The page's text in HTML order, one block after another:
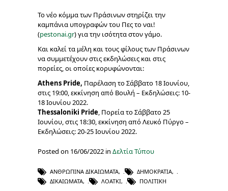
Το νέο κόμμα των Πράσινων στηρίζει την
καμπάνια υπογραφών του Πες το ναι!
(pestonai.gr) για την ισότητα στον γάμο.
Και καλεί τα μέλη και τους φίλους των Πράσινων
να συμμετέχουν στις εκδηλώσεις και στις
πορείες, οι οποίες κορυφώνονται:
Athens Pride, Παρέλαση το Σάββατο 18 Ιουνίου,
στις 19:00, εκκίνηση από Βουλή – Εκδηλώσεις: 10-
18 Ιουνίου 2022.
Thessaloniki Pride, Πορεία το Σάββατο 25
Ιουνίου, στις 18:30, εκκίνηση από Λευκό Πύργο –
Εκδηλώσεις: 20-25 Ιουνίου 2022.
Posted on 16/06/2022 in Δελτία Τύπου
ΑΝΘΡΏΠΙΝΑ ΔΙΚΑΙΏΜΑΤΑ, ΔΗΜΟΚΡΑΤΊΑ,
ΔΙΚΑΙΏΜΑΤΑ, ΛΟΑΤΚΙ, ΠΟΛΙΤΙΚΉ